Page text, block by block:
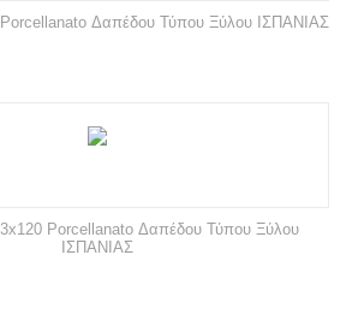
Δαπέδου Τύπου Ξύλου ΙΣΠΑΝΙΑΣ
Porcellanato Δαπέδου Τύπου Ξύλου
ΙΣΠΑΝΙΑΣ